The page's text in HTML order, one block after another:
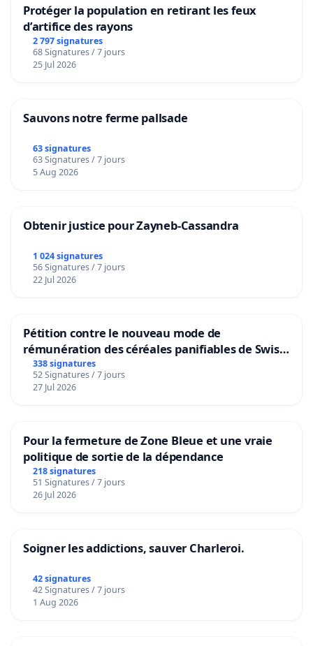
Protéger la population en retirant les feux
d’artifice des rayons
2 797 signatures
68 Signatures / 7 jours
25 Jul 2026
Sauvons notre ferme pallsade
63 signatures
63 Signatures / 7 jours
5 Aug 2026
Obtenir justice pour Zayneb-Cassandra
1 024 signatures
56 Signatures / 7 jours
22 Jul 2026
Pétition contre le nouveau mode de
rémunération des céréales panifiables de Swiss
granum basé sur la teneur en protéines
338 signatures
52 Signatures / 7 jours
27 Jul 2026
Pour la fermeture de Zone Bleue et une vraie
politique de sortie de la dépendance
218 signatures
51 Signatures / 7 jours
26 Jul 2026
Soigner les addictions, sauver Charleroi.
42 signatures
42 Signatures / 7 jours
1 Aug 2026